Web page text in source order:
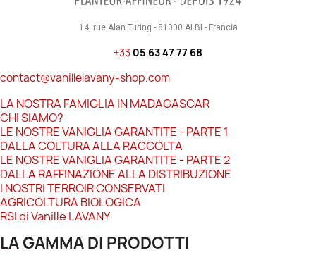
14, rue Alan Turing - 81000 ALBI - Francia
+33 05 63 47 77 68
contact@vanillelavany-shop.com
LA NOSTRA FAMIGLIA IN MADAGASCAR
CHI SIAMO?
LE NOSTRE VANIGLIA GARANTITE - PARTE 1
DALLA COLTURA ALLA RACCOLTA
LE NOSTRE VANIGLIA GARANTITE - PARTE 2
DALLA RAFFINAZIONE ALLA DISTRIBUZIONE
I NOSTRI TERROIR CONSERVATI
AGRICOLTURA BIOLOGICA
RSI di Vanille LAVANY
LA GAMMA DI PRODOTTI